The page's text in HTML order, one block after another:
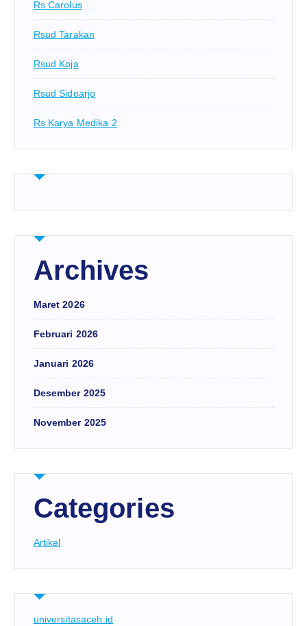
Rs Carolus
Rsud Tarakan
Rsud Koja
Rsud Sidoarjo
Rs Karya Medika 2
Archives
Maret 2026
Februari 2026
Januari 2026
Desember 2025
November 2025
Categories
Artikel
universitasaceh.id